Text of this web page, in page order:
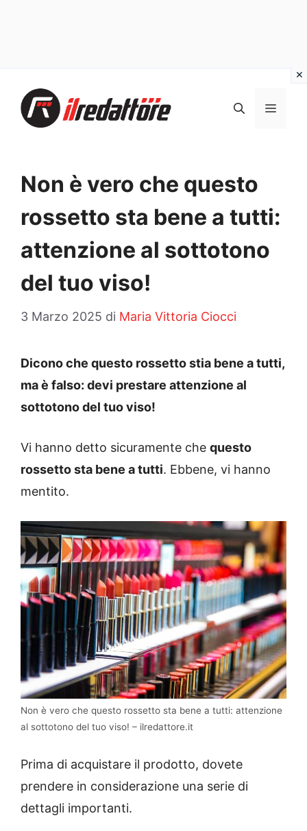
contenuto
Non è vero che questo
rossetto sta bene a tutti:
attenzione al sottotono
del tuo viso!
3 Marzo 2025 di Maria Vittoria Ciocci
Dicono che questo rossetto stia bene a tutti,
ma è falso: devi prestare attenzione al
sottotono del tuo viso!
Vi hanno detto sicuramente che questo
rossetto sta bene a tutti. Ebbene, vi hanno
mentito.
Non è vero che questo rossetto sta bene a tutti: attenzione
al sottotono del tuo viso! – ilredattore.it
Prima di acquistare il prodotto, dovete
prendere in considerazione una serie di
dettagli importanti.